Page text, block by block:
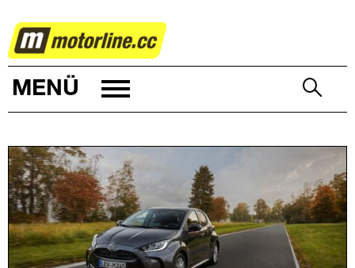
AUTOWELT
MENÜ